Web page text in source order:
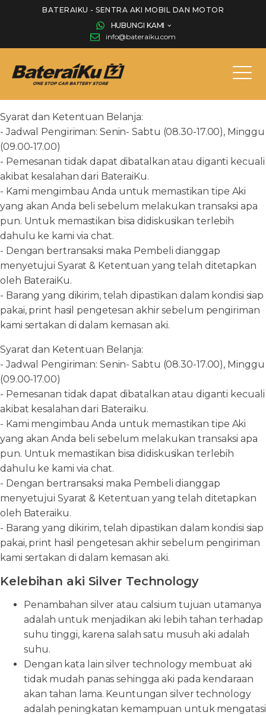
BATERAIKU - SENTRA AKI MOBIL DAN MOTOR
HUBUNGI KAMI
info@bateraiku.com
Syarat dan Ketentuan Belanja:
- Jadwal Pengiriman: Senin- Sabtu (08.30-17.00), Minggu
(09.00-17.00)
- Pemesanan tidak dapat dibatalkan atau diganti kecuali
akibat kesalahan dari BateraiKu.
- Kami mengimbau Anda untuk memastikan tipe Aki
yang akan Anda beli sebelum melakukan transaksi apa
pun. Untuk memastikan bisa didiskusikan terlebih
dahulu ke kami via chat.
- Dengan bertransaksi maka Pembeli dianggap
menyetujui Syarat & Ketentuan yang telah ditetapkan
oleh BateraiKu.
- Barang yang dikirim, telah dipastikan dalam kondisi siap
pakai, print hasil pengetesan akhir sebelum pengiriman
kami sertakan di dalam kemasan aki.
Syarat dan Ketentuan Belanja:
- Jadwal Pengiriman: Senin- Sabtu (08.30-17.00), Minggu
(09.00-17.00)
- Pemesanan tidak dapat dibatalkan atau diganti kecuali
akibat kesalahan dari Bateraiku.
- Kami mengimbau Anda untuk memastikan tipe Aki
yang akan Anda beli sebelum melakukan transaksi apa
pun. Untuk memastikan bisa didiskusikan terlebih
dahulu ke kami via chat.
- Dengan bertransaksi maka Pembeli dianggap
menyetujui Syarat & Ketentuan yang telah ditetapkan
oleh Bateraiku.
- Barang yang dikirim, telah dipastikan dalam kondisi siap
pakai, print hasil pengetesan akhir sebelum pengiriman
kami sertakan di dalam kemasan aki.
Kelebihan aki Silver Technology
Penambahan silver atau calsium tujuan utamanya
adalah untuk menjadikan aki lebih tahan terhadap
suhu tinggi, karena salah satu musuh aki adalah
suhu.
Dengan kata lain silver technology membuat aki
tidak mudah panas sehingga aki pada kendaraan
akan tahan lama. Keuntungan silver technology
adalah peningkatan kemampuan untuk mengatasi